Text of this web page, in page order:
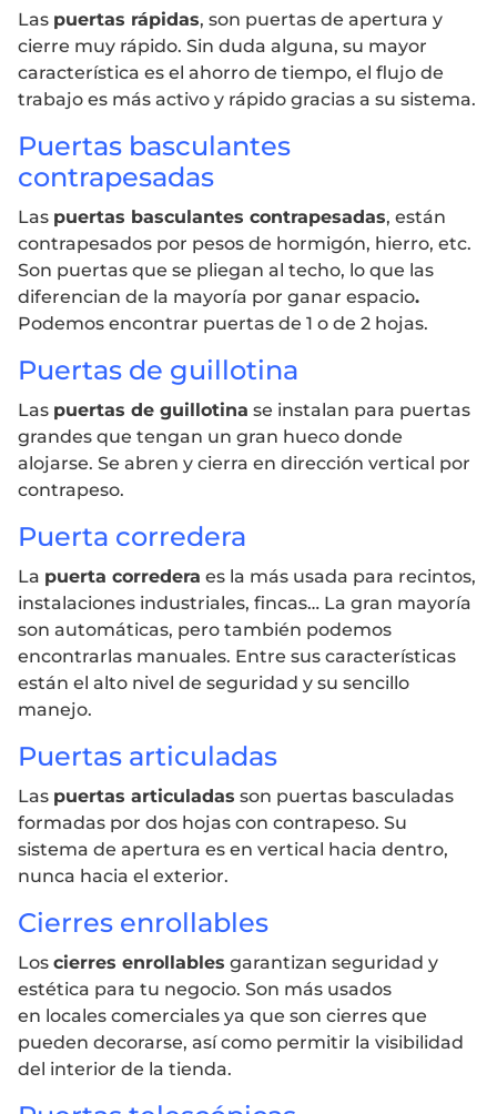
Las puertas rápidas, son puertas de apertura y
cierre muy rápido. Sin duda alguna, su mayor
característica es el ahorro de tiempo, el flujo de
trabajo es más activo y rápido gracias a su sistema.
Puertas basculantes
contrapesadas
Las puertas basculantes contrapesadas, están
contrapesados por pesos de hormigón, hierro, etc.
Son puertas que se pliegan al techo, lo que las
diferencian de la mayoría por ganar espacio.
Podemos encontrar puertas de 1 o de 2 hojas.
Puertas de guillotina
Las puertas de guillotina se instalan para puertas
grandes que tengan un gran hueco donde
alojarse. Se abren y cierra en dirección vertical por
contrapeso.
Puerta corredera
La puerta corredera es la más usada para recintos,
instalaciones industriales, fincas… La gran mayoría
son automáticas, pero también podemos
encontrarlas manuales. Entre sus características
están el alto nivel de seguridad y su sencillo
manejo.
Puertas articuladas
Las puertas articuladas son puertas basculadas
formadas por dos hojas con contrapeso. Su
sistema de apertura es en vertical hacia dentro,
nunca hacia el exterior.
Cierres enrollables
Los cierres enrollables garantizan seguridad y
estética para tu negocio. Son más usados
en locales comerciales ya que son cierres que
pueden decorarse, así como permitir la visibilidad
del interior de la tienda.